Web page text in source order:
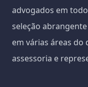
advogados em
seleção
em várias áreas
assessoria e